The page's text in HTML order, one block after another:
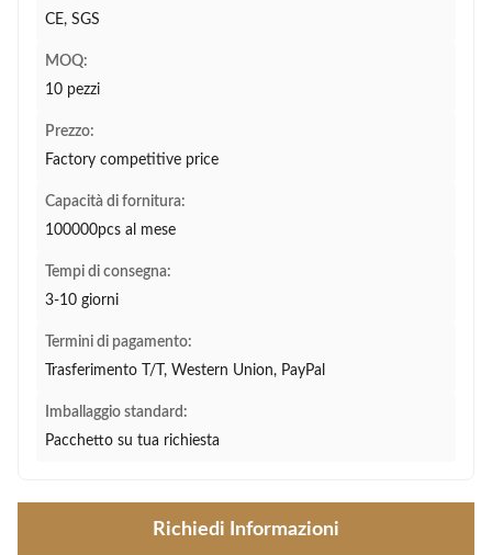
CE, SGS
MOQ:
10 pezzi
Prezzo:
Factory competitive price
Capacità di fornitura:
100000pcs al mese
Tempi di consegna:
3-10 giorni
Termini di pagamento:
Trasferimento T/T, Western Union, PayPal
Imballaggio standard:
Pacchetto su tua richiesta
Richiedi Informazioni